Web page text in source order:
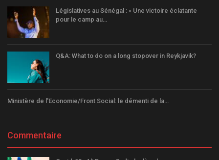
Législatives au Sénégal : « Une victoire éclatante
pour le camp au…
Q&A: What to do on a long stopover in Reykjavik?
Ministère de l'Economie/Front Social: le démenti de la…
Commentaire